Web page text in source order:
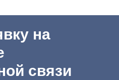
на
связи